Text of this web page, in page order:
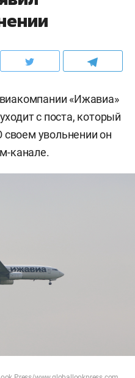
«Ижавиа»
с поста, который
своем увольнении он
канале.